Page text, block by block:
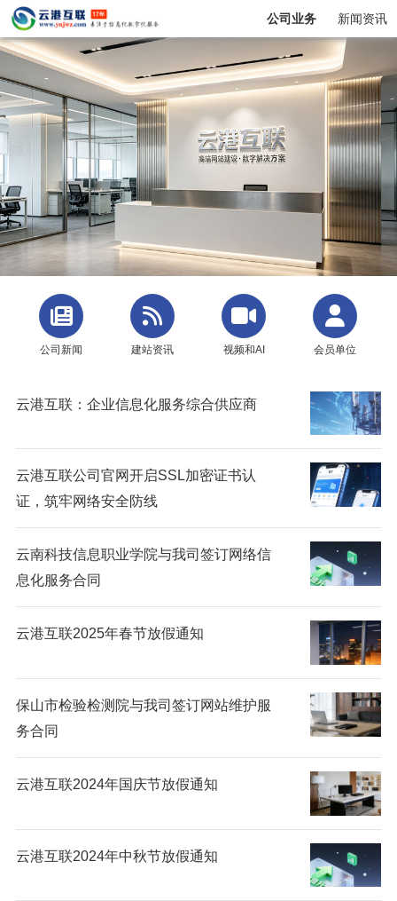
公司业务 新闻资讯
公司新闻 建站资讯 视频和AI 会员单位
云港互联：企业信息化服务综合供应商
云港互联公司官网开启SSL加密证书认
证，筑牢网络安全防线
云南科技信息职业学院与我司签订网络信
息化服务合同
云港互联2025年春节放假通知
保山市检验检测院与我司签订网站维护服
务合同
云港互联2024年国庆节放假通知
云港互联2024年中秋节放假通知